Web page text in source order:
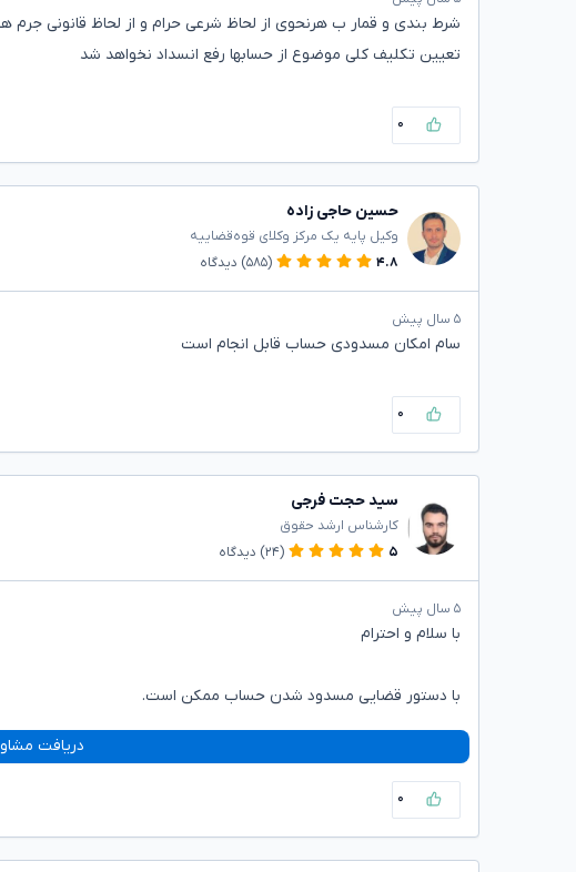
شرط بندی و قمار ب هرنحوی از لحاظ شرعی حرام و از لحاظ قانونی
تعیین تکلیف کلی موضوع از حسابها رفع انسداد نخواهد شد
۰
حسین حاجی زاده
وکیل پایه یک مرکز وکلای قوه‌قضاییه
۴.۸
(۵۸۵) دیدگاه
۵ سال پیش
سام امکان مسدودی حساب قابل انجام است
۰
سید حجت فرجی
کارشناس ارشد حقوق
۵
(۲۴) دیدگاه
۵ سال پیش
با سلام و احترام
با دستور قضایی مسدود شدن حساب ممکن است.
دریافت
۰